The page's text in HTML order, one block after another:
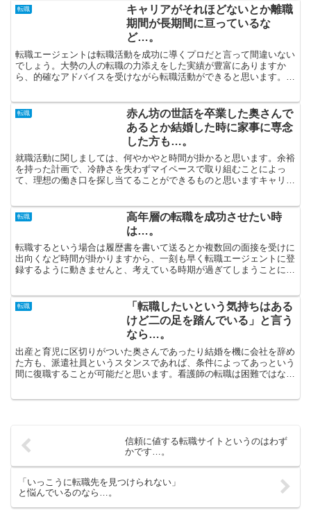
にある転職サイトが必ずしも自分自身に
とって有益だとは言えな...
転職
キャリアがそれほどないとか離職
期間が長期間に亘っているな
ど…。
転職エージェントは転職活動を成功に導くプロだと言って間違いない
でしょう。大勢の人の転職の力添えをした実績が豊富にありますか
ら、的確なアドバイスを受けながら転職活動ができると思います。
転職
赤ん坊の世話を卒業した奥さんで
あるとか結婚した時に家事に専念
した方も…。
就職活動に関しましては、何やかやと時間が掛かると思います。余裕
を持った計画で、冷静さを失わずマイペースで取り組むことによっ
て、理想の働き口を探し当てることができるものと思いますキャリア
転職
高年層の転職を成功させたい時
は…。
転職するという場合は履歴書を書いて送るとか複数回の面接を受けに
出向くなど時間が掛かりますから、一刻も早く転職エージェントに登
録するように動きませんと、考えている時期が過ぎてしまうことにな
転職
「転職したいという気持ちはある
けど二の足を踏んでいる」と言う
なら…。
出産と育児に区切りがついた奥さんであったり結婚を機に会社を辞め
た方も、派遣社員というスタンスであれば、条件によってあっという
間に復職することが可能だと思います。看護師の転職は困難ではない
信頼に値する転職サイトというのはわず
かです…。
「いっこうに転職先を見つけられない」
と悩んでいるのなら…。